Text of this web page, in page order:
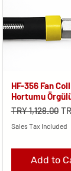
HF-356 Fan Coil
Hortumu
Regular Price
TRY 1,128.00
Sales Tax Included
Add to